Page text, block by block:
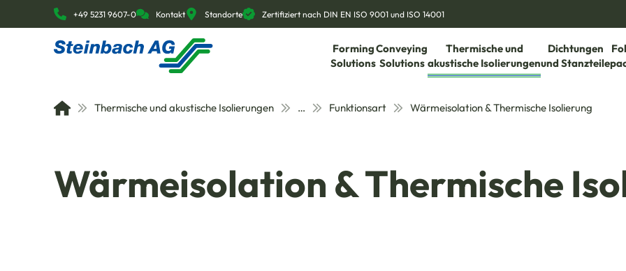
+49 5231 9607-0 Kontakt Standorte Zertifiziert nach DIN EN ISO 9001 und ISO 14001
Forming
Solutions
Conveying
Solutions
Thermische und
akustische Isolierungen
Dichtungen
und Stanzteile
Thermische und akustische Isolierungen … Funktionsart Wärmeisolation & Thermische Isolierung
Wärmeisolation & Thermische